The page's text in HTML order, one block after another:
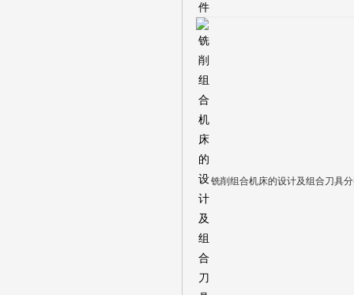
铣削组合机床的设计及组合刀具